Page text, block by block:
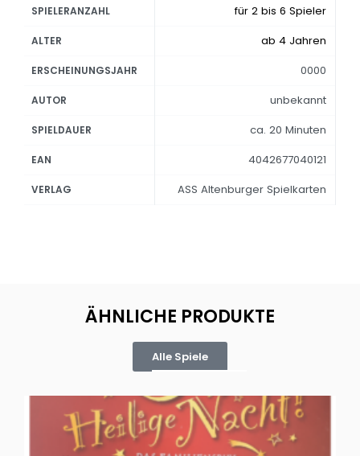
SPIELERANZAHL für 2 bis 6 Spieler
ALTER ab 4 Jahren
ERSCHEINUNGSJAHR 0000
AUTOR unbekannt
SPIELDAUER ca. 20 Minuten
EAN 4042677040121
VERLAG ASS Altenburger Spielkarten
ÄHNLICHE PRODUKTE
Alle Spiele